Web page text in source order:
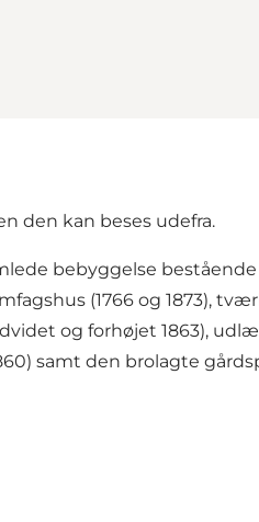
den kan beses udefra.
bebyggelse bestående
(1766 og 1873),
og forhøjet 1863),
samt den brolagte